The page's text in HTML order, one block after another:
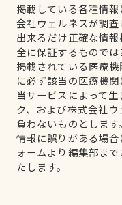
掲載している各種情
会社ウェルネスが調査
出来るだけ正確な情
全に保証するものでは
掲載されている医療
に必ず該当の医療機関
当サービスによって
ク、および株式会社
負わないものとします。
情報に誤りがある場
ォームより編集部ま
たします。